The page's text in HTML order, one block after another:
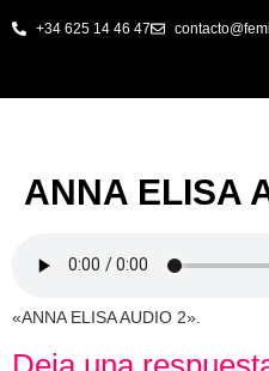
+34 625 14 46 47
ANNA ELISA
«ANNA ELISA AUDIO 2».